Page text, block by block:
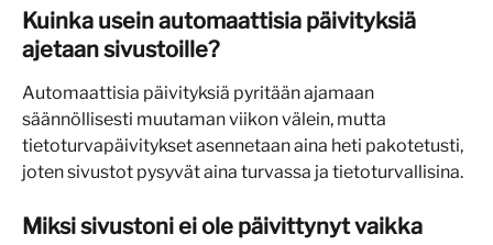
Kuinka usein automaattisia päivityksiä
ajetaan sivustoille?
Automaattisia päivityksiä pyritään ajamaan
säännöllisesti muutaman viikon välein, mutta
tietoturvapäivitykset asennetaan aina heti pakotetusti,
joten sivustot pysyvät aina turvassa ja tietoturvallisina.
Miksi sivustoni ei ole päivittynyt vaikka